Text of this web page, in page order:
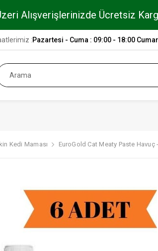
Alışverişlerinizde Ücretsiz
:Pazartesi - Cuma : 09:00 - 18:00
Kedi Maması EuroGold Cat Meaty Paste Havuç